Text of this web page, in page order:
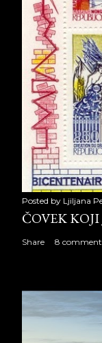
Posted by Ljiljana
ČOVEK KOJI
Share 8